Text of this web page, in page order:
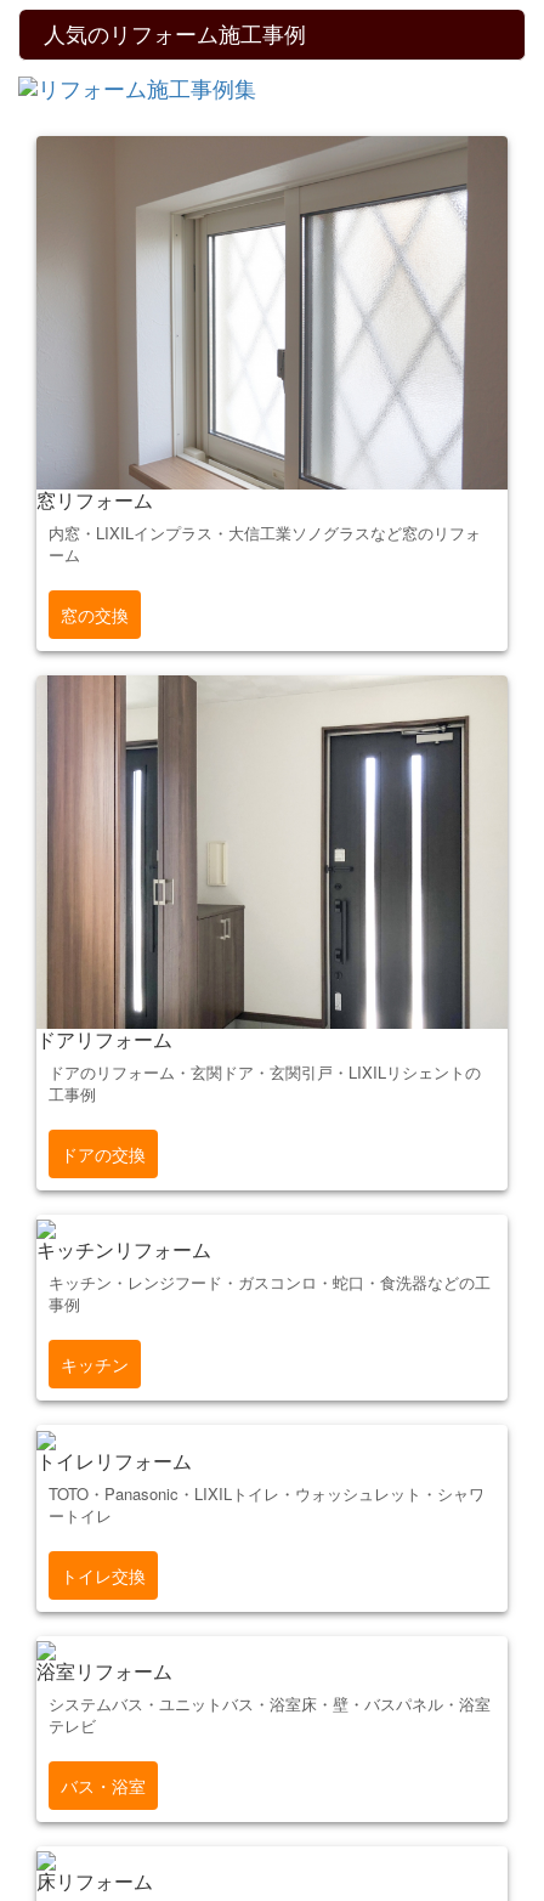
人気のリフォーム施工事例
窓リフォーム
内窓・LIXILインプラス・大信工業ソノグラスなど窓のリフォ
ーム
窓の交換
ドアリフォーム
ドアのリフォーム・玄関ドア・玄関引戸・LIXILリシェントの
工事例
ドアの交換
キッチンリフォーム
キッチン・レンジフード・ガスコンロ・蛇口・食洗器などの工
事例
キッチン
トイレリフォーム
TOTO・Panasonic・LIXILトイレ・ウォッシュレット・シャワ
ートイレ
トイレ交換
浴室リフォーム
システムバス・ユニットバス・浴室床・壁・バスパネル・浴室
テレビ
バス・浴室
床リフォーム